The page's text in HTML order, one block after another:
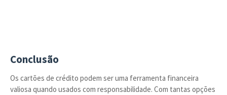
Conclusão
Os cartões de crédito podem ser uma ferramenta financeira
valiosa quando usados com responsabilidade. Com tantas opções